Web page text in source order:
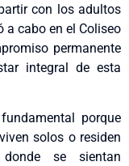
con los adultos
a cabo en el Coliseo
permanente
integral de esta
porque
solos o residen
se sientan